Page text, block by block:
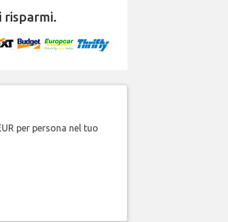
risparmi.
per persona nel tuo